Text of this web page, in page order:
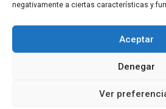
negativamente a ciertas características y
Aceptar
Denegar
Ver
Automatización Industrial
reservados | Por